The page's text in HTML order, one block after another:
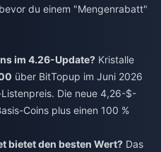
du einem "Mengenrabatt"
im 4.26-Update? Kristalle
über BitTopup im Juni 2026
Die neue 4,26-$-
Coins plus einen 100 %
bietet den besten Wert? Das